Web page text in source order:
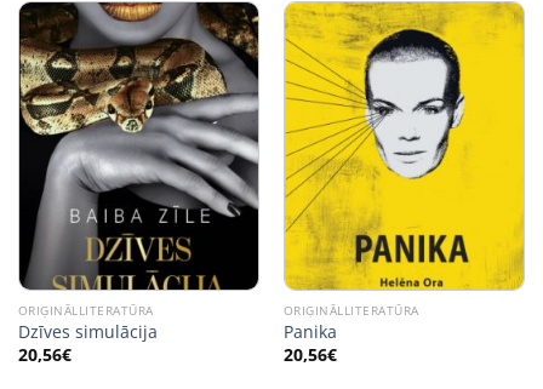
ORIĢINĀLLITERATŪRA
Dzīves simulācija
20,56€
ORIĢINĀLLITERATŪRA
Panika
20,56€